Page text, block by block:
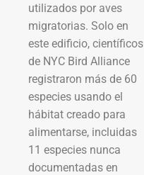
utilizados por aves
migratorias. Solo en
este edificio, científicos
de NYC Bird Alliance
registraron más de 60
especies usando el
hábitat creado para
alimentarse, incluidas
11 especies nunca
documentadas en